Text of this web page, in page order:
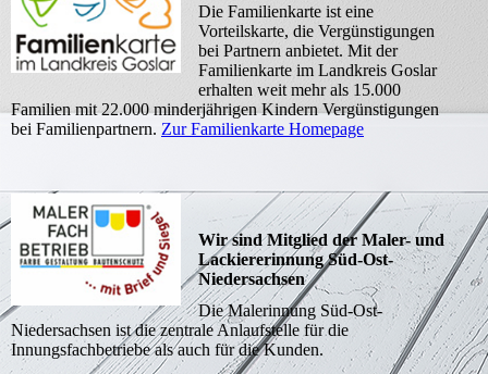
Die Familienkarte ist eine
Vorteilskarte, die Vergünstigungen
bei Partnern anbietet. Mit der
Familienkarte im Landkreis Goslar
erhalten weit mehr als 15.000
Familien mit 22.000 minderjährigen Kindern Vergünstigungen
bei Familienpartnern. Zur Familienkarte Homepage
Wir sind Mitglied der Maler- und
Lackiererinnung Süd-Ost-
Niedersachsen
Die Malerinnung Süd-Ost-
Niedersachsen ist die zentrale Anlaufstelle für die
Innungsfachbetriebe als auch für die Kunden.